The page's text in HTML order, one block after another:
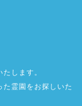
します。
霊園をお探しいた